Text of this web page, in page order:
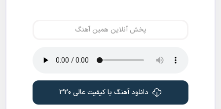
پخش آنلاین همین آهنگ
دانلود آهنگ با کیفیت عالی 320